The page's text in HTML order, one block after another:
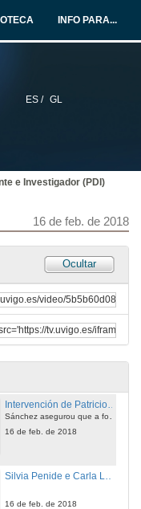
INFO PARA...
ES / GL
e Investigador (PDI)
16 de feb. de 2018
Ocultar
Primeiro Video de homenaxe ó persoal xubilado da Universidade de Vigo
16 de feb. de 2018
Presentacion de Rosa Bernal e Patricio Sanchez Bello
Intervención de Rosa Bernal en nome do Persoal Administrativo e de Servicios (PAS)
Rosa Bernal rememorou boa parte da súa experiencia profesional, dende o Hotel Moderno ata o Servizo de Retribucións e Seguros Sociais
16 de feb. de 2018
Sánchez asegurou que a formación das novas xeracións “é un dos mellores traballos que se pode ter"
16 de feb. de 2018
Silvia Penide e Carla López interpretan "Más de lo normal"
16 de feb. de 2018